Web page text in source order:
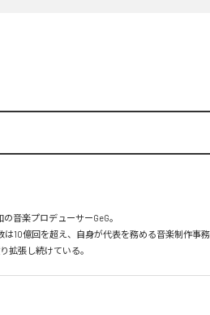
音楽プロデューサーGeG。
10億回を超え、自身が代表を務める音楽制作事
拡張し続けている。